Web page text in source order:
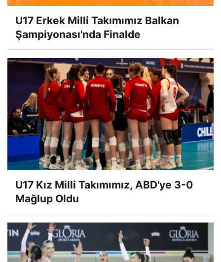
U17 Erkek Milli Takımımız Balkan
Şampiyonası'nda Finalde
U17 Kız Milli Takımımız, ABD'ye 3-0
Mağlup Oldu